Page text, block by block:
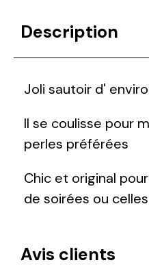
Description
Joli sautoir d'
Il se coulisse pour
perles préférées
Chic et original
de soirées ou
Avis clients